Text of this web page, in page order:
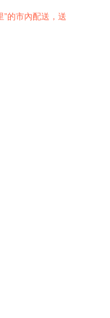
的市內配送，送